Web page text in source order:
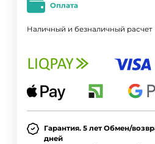
Оплата
Наличный и безналичный расчет
Гарантия. 5 лет Обмен/
дней